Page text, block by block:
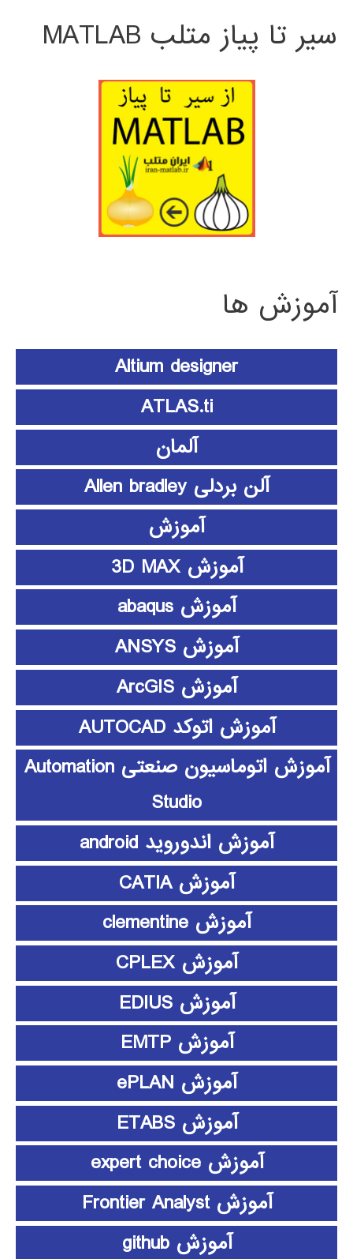
سیر تا پیاز متلب MATLAB
آموزش ها
Altium designer
ATLAS.ti
آلمان
آلن بردلی Allen bradley
آموزش
آموزش 3D MAX
آموزش abaqus
آموزش ANSYS
آموزش ArcGIS
آموزش اتوکد AUTOCAD
آموزش اتوماسیون صنعتی Automation
Studio
آموزش اندوروید android
آموزش CATIA
آموزش clementine
آموزش CPLEX
آموزش EDIUS
آموزش EMTP
آموزش ePLAN
آموزش ETABS
آموزش expert choice
آموزش Frontier Analyst
آموزش github